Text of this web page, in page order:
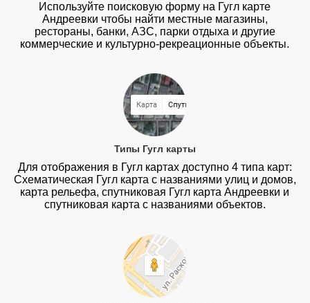
Используйте поисковую форму на Гугл карте
Андреевки чтобы найти местные магазины,
рестораны, банки, АЗС, парки отдыха и другие
коммерческие и культурно-рекреационные объекты.
Типы Гугл карты
Для отображения в Гугл картах доступно 4 типа карт:
Схематическая Гугл карта с названиями улиц и домов,
карта рельефа, спутниковая Гугл карта Андреевки и
спутниковая карта с названиями объектов.